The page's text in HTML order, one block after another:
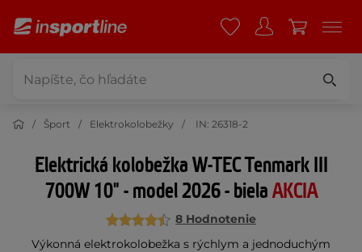
Šport Elektrokolobežky IN: 26318-2
Elektrická kolobežka W-TEC Tenmark III
700W 10" - model 2026 - bielaAKCIA
8 Hodnotenie
Výkonná elektrokolobežka s rýchlym a jednoduchým